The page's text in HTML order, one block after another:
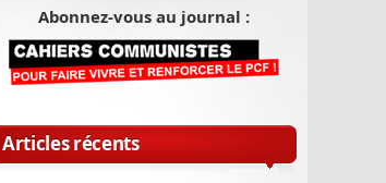
Abonnez-vous au journal :
Articles récents